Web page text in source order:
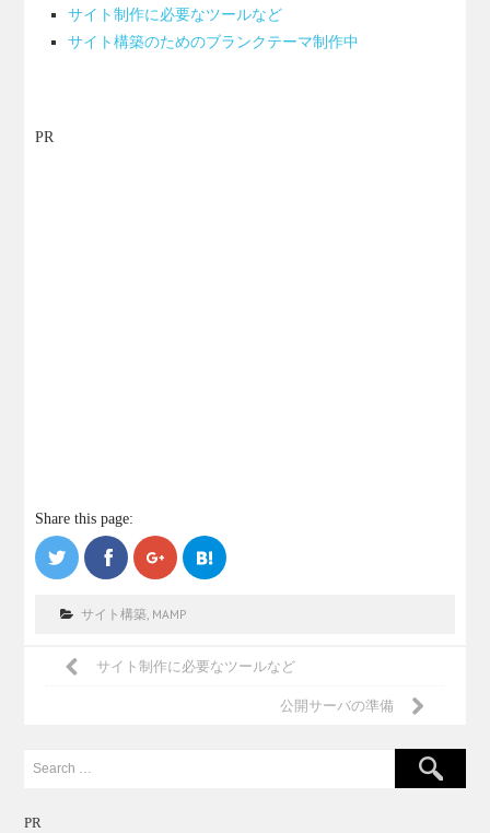
サイト制作に必要なツールなど
サイト構築のためのブランクテーマ制作中
PR
Share this page:
サイト構築, MAMP
サイト制作に必要なツールなど
公開サーバの準備
PR